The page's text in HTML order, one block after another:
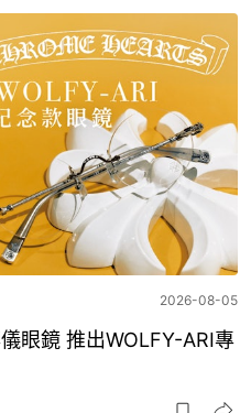
2026-08-05
眼鏡 推出WOLFY-ARI專